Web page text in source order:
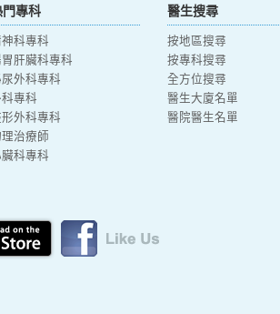
專科
科專科
肝臟科專科
外科專科
專科
外科專科
治療師
科專科
醫生搜尋
按地區搜尋
按專科搜尋
全方位搜尋
醫生大廈名單
醫院醫生名單